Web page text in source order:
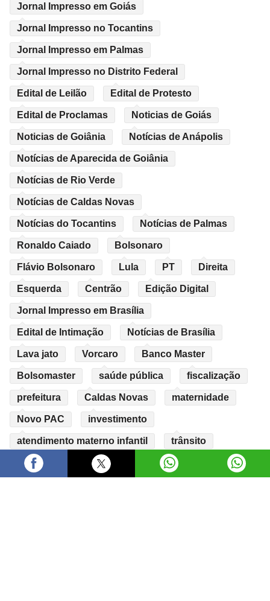
Jornal Impresso em Goiás
Jornal Impresso no Tocantins
Jornal Impresso em Palmas
Jornal Impresso no Distrito Federal
Edital de Leilão Edital de Protesto
Edital de Proclamas Noticias de Goiás
Noticias de Goiânia Notícias de Anápolis
Notícias de Aparecida de Goiânia
Notícias de Rio Verde
Notícias de Caldas Novas
Notícias do Tocantins Notícias de Palmas
Ronaldo Caiado Bolsonaro
Flávio Bolsonaro Lula PT Direita
Esquerda Centrão Edição Digital
Jornal Impresso em Brasília
Edital de Intimação Notícias de Brasília
Lava jato Vorcaro Banco Master
Bolsomaster saúde pública fiscalização
prefeitura Caldas Novas maternidade
Novo PAC investimento
atendimento materno infantil trânsito
obras